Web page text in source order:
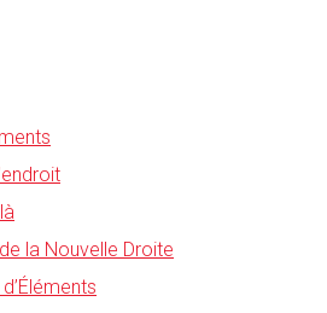
la Nouvelle Droite